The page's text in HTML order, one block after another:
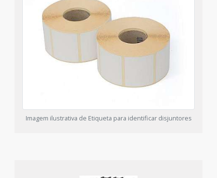
Imagem ilustrativa de Etiqueta para identificar disjuntores